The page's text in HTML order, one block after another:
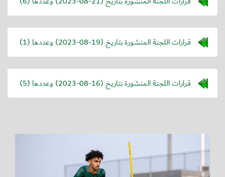
قرارات اللجنة المنشورة بتاريخ (2023-08-19) وعددها (1)
قرارات اللجنة المنشورة بتاريخ (2023-08-16) وعددها (5)